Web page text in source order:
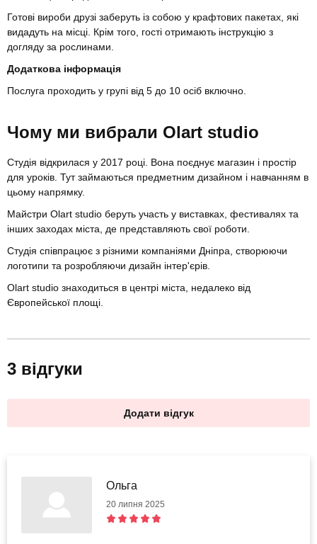
Готові вироби друзі заберуть із собою у крафтових пакетах, які
видадуть на місці. Крім того, гості отримають інструкцію з
догляду за рослинами.
Додаткова інформація
Послуга проходить у групі від 5 до 10 осіб включно.
Чому ми вибрали Olart studio
Студія відкрилася у 2017 році. Вона поєднує магазин і простір
для уроків. Тут займаються предметним дизайном і навчанням в
цьому напрямку.
Майстри Olart studio беруть участь у виставках, фестивалях та
інших заходах міста, де представляють свої роботи.
Студія співпрацює з різними компаніями Дніпра, створюючи
логотипи та розробляючи дизайн інтер'єрів.
Olart studio знаходиться в центрі міста, недалеко від
Європейської площі.
3 відгуки
Додати відгук
Ольга
20 липня 2025